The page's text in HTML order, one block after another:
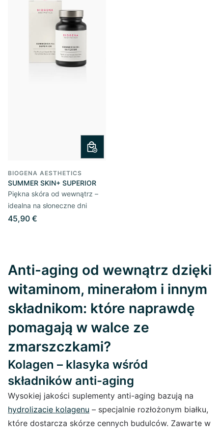
BIOGENA AESTHETICS
SUMMER SKIN+ SUPERIOR
Piękna skóra od wewnątrz –
idealna na słoneczne dni
45,90 €
Anti-aging od wewnątrz dzięki
witaminom, minerałom i innym
składnikom: które naprawdę
pomagają w walce ze
zmarszczkami?
Kolagen – klasyka wśród
składników anti-aging
Wysokiej jakości suplementy anti-aging bazują na
hydrolizacie kolagenu – specjalnie rozłożonym białku,
które dostarcza skórze cennych budulców. Zawarte w